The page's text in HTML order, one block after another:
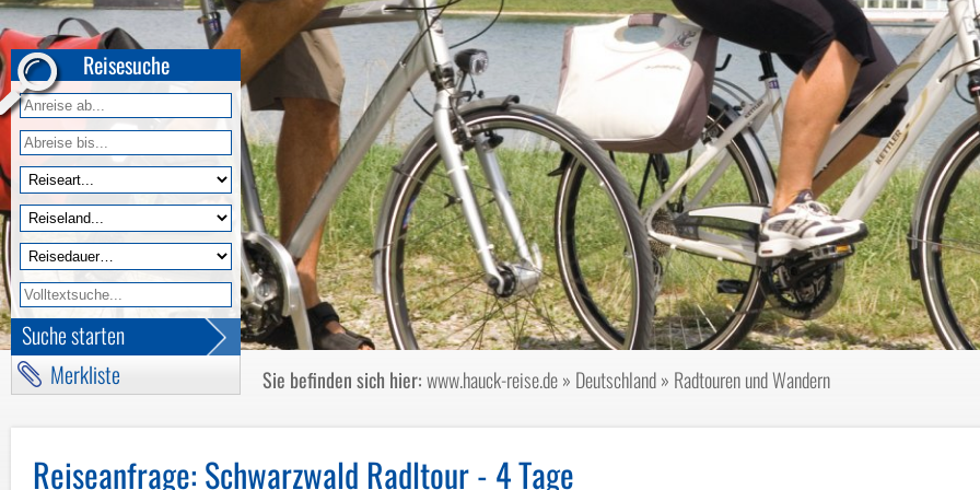
Muttertagsreisen
Radtouren und Wandern
Rundreisen
Städtereisen
Tagesfahrten
Themenreisen
Weihnachten & Silvester
Weihnachtsmärkte
Wintersportreisen
Wochenendreisen
Reisekalender nach Termin
Reisekalender nach Reiseart
Reisesuche
Suche starten
Merkliste
Sie befinden sich hier:www.hauck-reise.de» Deutschland» Radtouren und Wandern
Reiseanfrage: Schwarzwald Radltour - 4 Tage